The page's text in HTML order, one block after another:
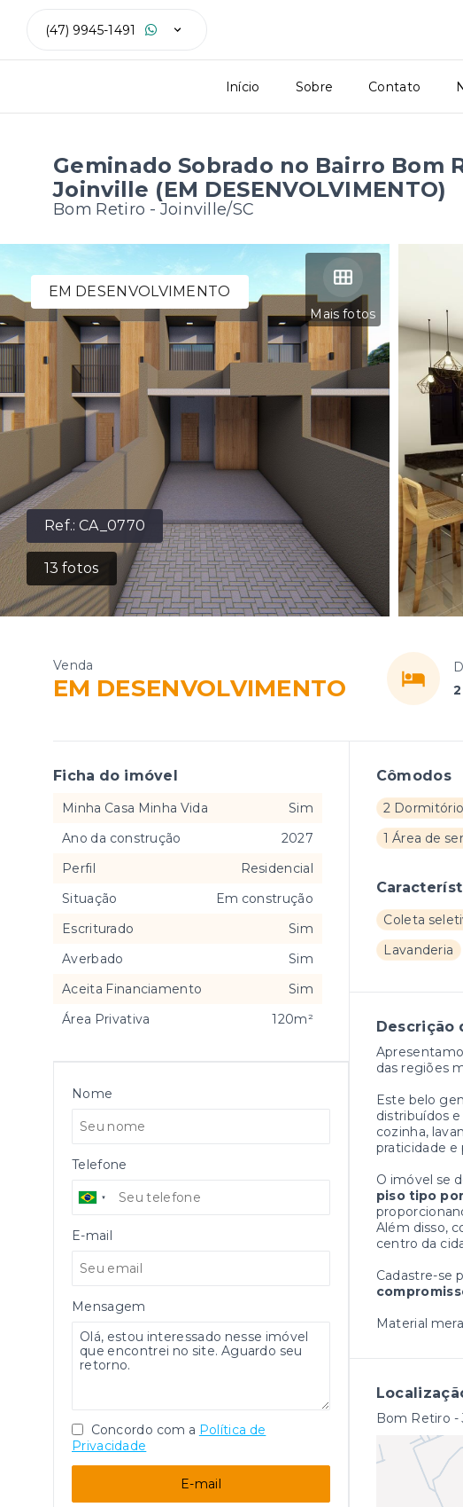
(47) 9945-1491
Início Sobre Contato
Geminado Sobrado no Bairro Bom
Joinville (EM DESENVOLVIMENTO)
Bom Retiro - Joinville/SC
Ref.:CA_0770
13 fotos
Mais fotos
EM DESENVOLVIMENTO
Venda
EM DESENVOLVIMENTO
Cômodos
2
1 Área de
Coleta
Lavanderia
Descrição
das regiões
Este belo
distribuídos
cozinha,
praticidade e
O imóvel se
piso tipo
Além disso,
centro da
Cadastre-se
Material
Bom Retiro -
Ficha do imóvel
Minha Casa Minha Vida
Sim
Ano da construção
2027
Perfil
Residencial
Situação
Em construção
Escriturado
Sim
Averbado
Sim
Aceita Financiamento
Sim
Área Privativa
120m²
Nome
Telefone
E-mail
Mensagem
Concordo com a Política de
Privacidade
E-mail